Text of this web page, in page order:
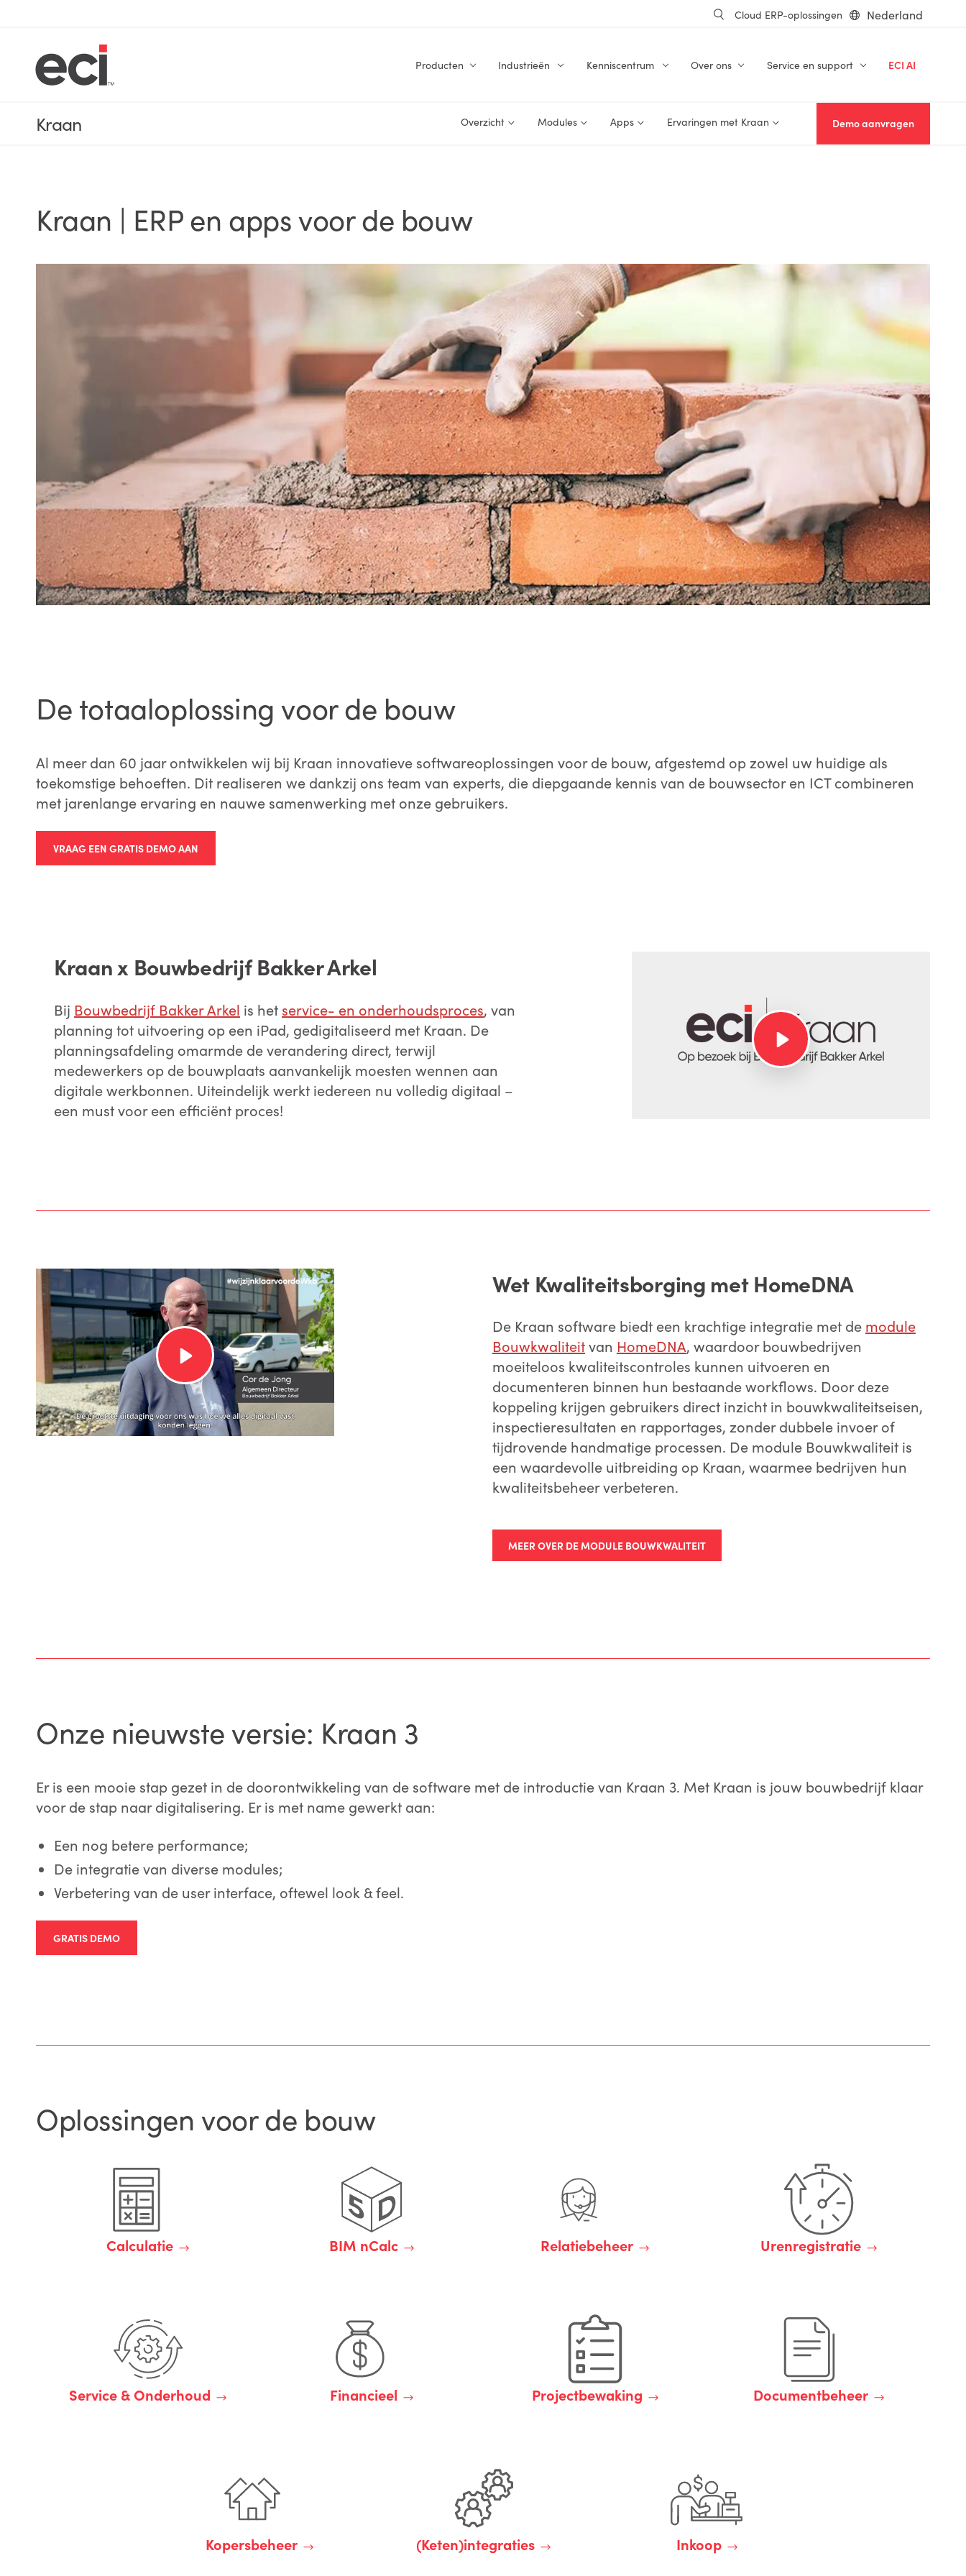
Cloud ERP-oplossingen Nederland
Producten Industrieën Kenniscentrum Over ons Service en support ECI AI
Kraan Overzicht Modules Apps Ervaringen met Kraan Demo aanvragen
Kraan | ERP en apps voor de bouw
De totaaloplossing voor de bouw
Al meer dan 60 jaar ontwikkelen wij bij Kraan innovatieve softwareoplossingen voor de bouw, afgestemd op zowel uw huidige als
toekomstige behoeften. Dit realiseren we dankzij ons team van experts, die diepgaande kennis van de bouwsector en ICT combineren
met jarenlange ervaring en nauwe samenwerking met onze gebruikers.
VRAAG EEN GRATIS DEMO AAN
Kraan x Bouwbedrijf Bakker Arkel
Bij Bouwbedrijf Bakker Arkel is het service- en onderhoudsproces, van
planning tot uitvoering op een iPad, gedigitaliseerd met Kraan. De
planningsafdeling omarmde de verandering direct, terwijl
medewerkers op de bouwplaats aanvankelijk moesten wennen aan
digitale werkbonnen. Uiteindelijk werkt iedereen nu volledig digitaal –
een must voor een efficiënt proces!
Wet Kwaliteitsborging met HomeDNA
De Kraan software biedt een krachtige integratie met de module
Bouwkwaliteitvan HomeDNA, waardoor bouwbedrijven
moeiteloos kwaliteitscontroles kunnen uitvoeren en
documenteren binnen hun bestaande workflows. Door deze
koppeling krijgen gebruikers direct inzicht in bouwkwaliteitseisen,
inspectieresultaten en rapportages, zonder dubbele invoer of
tijdrovende handmatige processen. De module Bouwkwaliteit is
een waardevolle uitbreiding op Kraan, waarmee bedrijven hun
kwaliteitsbeheer verbeteren.
MEER OVER DE MODULE BOUWKWALITEIT
Onze nieuwste versie: Kraan 3
Er is een mooie stap gezet in de doorontwikkeling van de software met de introductie van Kraan 3. Met Kraan is jouw bouwbedrijf klaar
voor de stap naar digitalisering. Er is met name gewerkt aan:
Een nog betere performance;
De integratie van diverse modules;
Verbetering van de user interface, oftewel look & feel.
GRATIS DEMO
Oplossingen voor de bouw
Calculatie BIM nCalc Relatiebeheer Urenregistratie
Service & Onderhoud Financieel Projectbewaking Documentbeheer
Kopersbeheer (Keten)integraties Inkoop